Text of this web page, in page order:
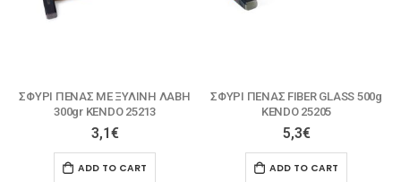
ΣΦΥΡΙ ΠΕΝΑΣ ΜΕ ΞΥΛΙΝΗ ΛΑΒΗ
300gr KENDO 25213
3,1 €
ADD TO CART
ΣΦΥΡΙ ΠΕΝΑΣ FIBER GLASS 500g
KENDO 25205
5,3€
ADD TO CART